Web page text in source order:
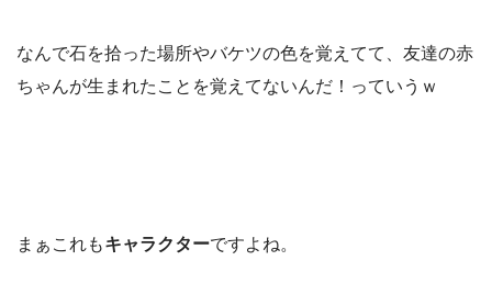
なんで石を拾った場所やバケツの色を覚えてて、友達の赤
ちゃんが生まれたことを覚えてないんだ！っていうｗ
まぁこれもキャラクターですよね。